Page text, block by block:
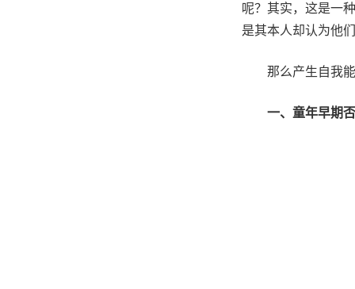
呢？其实，这是一
是其本人却认为他
那么产生自我
一、童年早期